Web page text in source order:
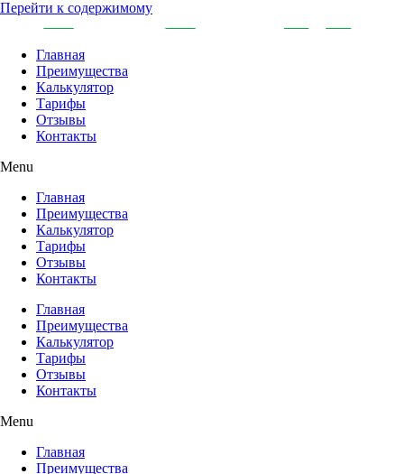
Перейти к содержимому
Главная
Преимущества
Калькулятор
Тарифы
Отзывы
Контакты
Menu
Главная
Преимущества
Калькулятор
Тарифы
Отзывы
Контакты
Главная
Преимущества
Калькулятор
Тарифы
Отзывы
Контакты
Menu
Главная
Преимущества